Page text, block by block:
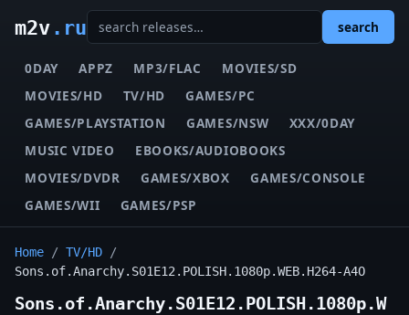
m2v.ru search
0DAY APPZ MP3/FLAC
MOVIES/SD
MOVIES/HD
TV/HD
GAMES/PC
GAMES/PLAYSTATION
GAMES/NSW
XXX/0DAY
MUSIC VIDEO
EBOOKS/AUDIOBOOKS
MOVIES/DVDR
GAMES/XBOX
GAMES/CONSOLE
GAMES/WII
GAMES/PSP
Home / TV/HD /
Sons.of.Anarchy.S01E12.POLISH.1080p.WEB.H264-A4O
Sons.of.Anarchy.S01E12.POLISH.1080p.W